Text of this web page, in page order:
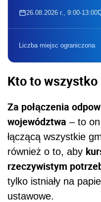
26.08.2026 r., 9:00-13:00
Liczba miejsc ograniczona
Kto to
Za połączenia
województwa – to
łączącą wszystkie
również o to, aby
rzeczywistym
tylko istniały na
ustawowe.